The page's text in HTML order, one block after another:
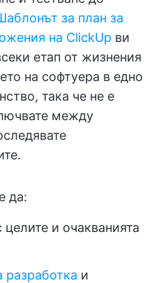
за план за
на ClickUp ви
етап от жизнения
на софтуера в едно
така че не е
между
да:
и очакванията
разработка и